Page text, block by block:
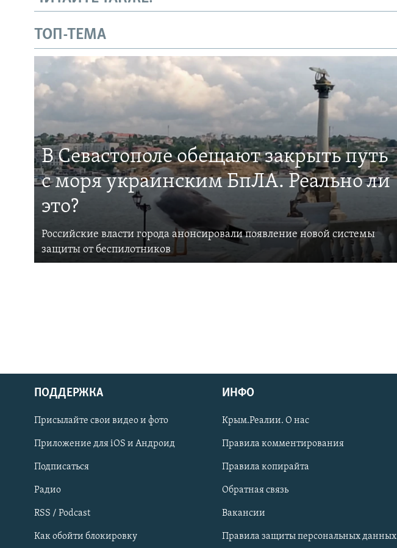
Українською
Qırımtatar
ПРИСОЕДИНЯЙТЕСЬ!
ТОП-ТЕМА
В Севастополе обещают закрыть путь
с моря украинским БпЛА. Реально ли
это?
Российские власти города анонсировали появление новой системы
защиты от беспилотников
ПОДДЕРЖКА
Присылайте свои видео и фото
Приложение для iOS и Андроид
Подписаться
Радио
RSS / Podcast
Как обойти блокировку
ИНФО
Крым.Реалии. О нас
Правила комментирования
Правила копирайта
Обратная связь
Вакансии
Правила защиты персональных данных